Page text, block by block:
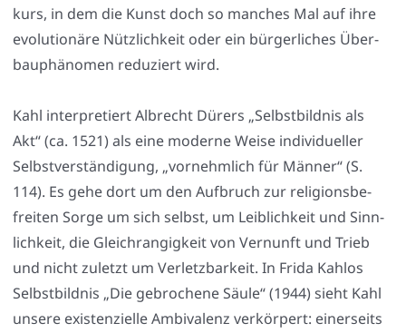
kurs, in dem die Kunst doch so man­ches Mal auf ihre
evo­lu­tio­nä­re Nütz­lich­keit oder ein bür­ger­li­ches Über­
bau­phä­no­men redu­ziert wird.
Kahl inter­pre­tiert Albrecht Dürers „Selbst­bild­nis als
Akt“ (ca. 1521) als eine moder­ne Wei­se indi­vi­du­el­ler
Selbst­ver­stän­di­gung, „vor­nehm­lich für Män­ner“ (S.
114). Es gehe dort um den Auf­bruch zur reli­gi­ons­be­
frei­ten Sor­ge um sich selbst, um Leib­lich­keit und Sinn­
lich­keit, die Gleich­ran­gig­keit von Ver­nunft und Trieb
und nicht zuletzt um Ver­letz­bar­keit. In Fri­da Kahl­os
Selbst­bild­nis „Die gebro­che­ne Säu­le“ (1944) sieht Kahl
unse­re exis­ten­zi­el­le Ambi­va­lenz ver­kör­pert: einer­seits